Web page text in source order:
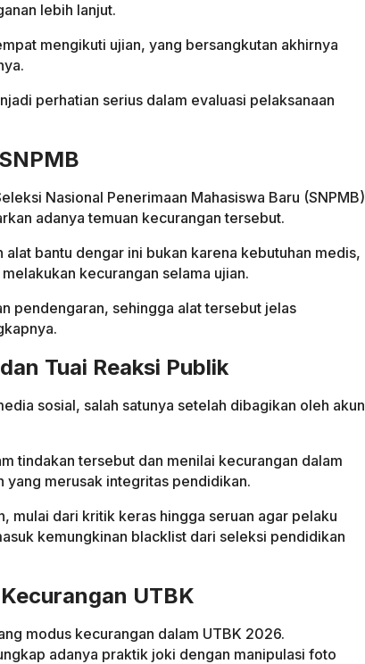
lebih lanjut.
mengikuti ujian, yang bersangkutan akhirnya
perhatian serius dalam evaluasi pelaksanaan
Nasional Penerimaan Mahasiswa Baru (SNPMB)
adanya temuan kecurangan tersebut.
bantu dengar ini bukan karena kebutuhan medis,
kecurangan selama ujian.
pendengaran, sehingga alat tersebut jelas
Tuai Reaksi Publik
sosial, salah satunya setelah dibagikan oleh akun
tindakan tersebut dan menilai kecurangan dalam
yang merusak integritas pendidikan.
mulai dari kritik keras hingga seruan agar pelaku
kemungkinan blacklist dari seleksi pendidikan
UTBK
modus kecurangan dalam UTBK 2026.
adanya praktik joki dengan manipulasi foto